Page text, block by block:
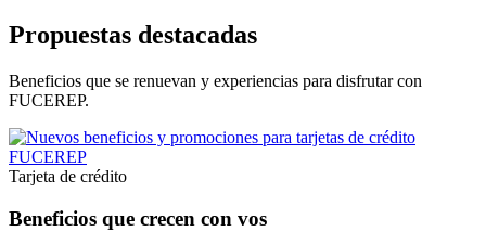
Propuestas destacadas
Beneficios que se renuevan y experiencias para disfrutar con
FUCEREP.
Tarjeta de crédito
Beneficios que crecen con vos